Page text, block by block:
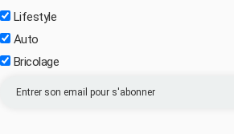
Lifestyle
Auto
Bricolage